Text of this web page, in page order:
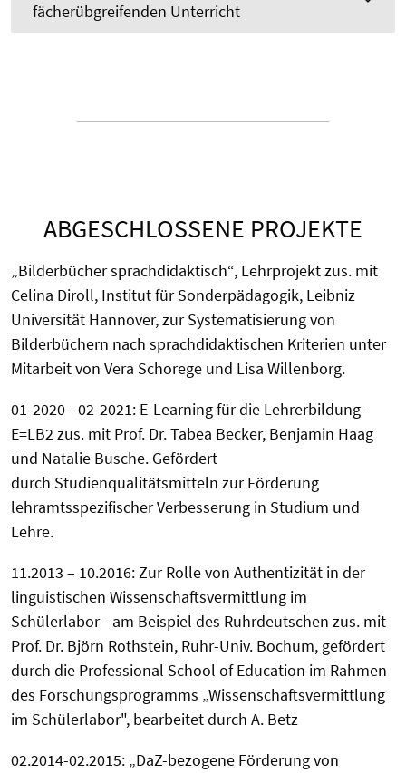
fächerübgreifenden Unterricht
ABGESCHLOSSENE PROJEKTE
„Bilderbücher sprachdidaktisch“, Lehrprojekt zus. mit
Celina Diroll, Institut für Sonderpädagogik, Leibniz
Universität Hannover, zur Systematisierung von
Bilderbüchern nach sprachdidaktischen Kriterien unter
Mitarbeit von Vera Schorege und Lisa Willenborg.
01-2020 - 02-2021: E-Learning für die Lehrerbildung -
E=LB2 zus. mit Prof. Dr. Tabea Becker, Benjamin Haag
und Natalie Busche. Gefördert
durch Studienqualitätsmitteln zur Förderung
lehramtsspezifischer Verbesserung in Studium und
Lehre.
11.2013 – 10.2016: Zur Rolle von Authentizität in der
linguistischen Wissenschaftsvermittlung im
Schülerlabor - am Beispiel des Ruhrdeutschen zus. mit
Prof. Dr. Björn Rothstein, Ruhr-Univ. Bochum, gefördert
durch die Professional School of Education im Rahmen
des Forschungsprogramms „Wissenschaftsvermittlung
im Schülerlabor", bearbeitet durch A. Betz
02.2014-02.2015: „DaZ-bezogene Förderung von